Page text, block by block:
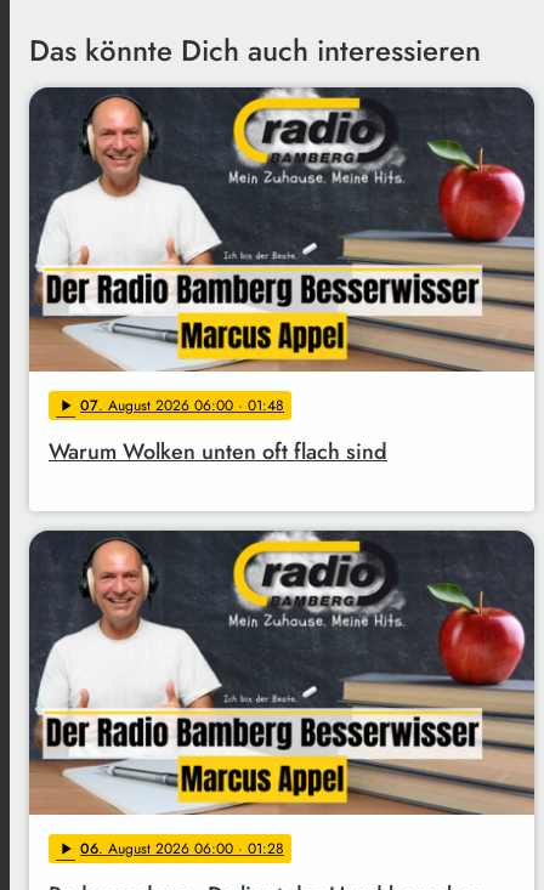
Das könnte Dich auch interessieren
play_arrow 07. August 2026 06:00 · 01:48
Warum Wolken unten oft flach sind
play_arrow 06. August 2026 06:00 · 01:28